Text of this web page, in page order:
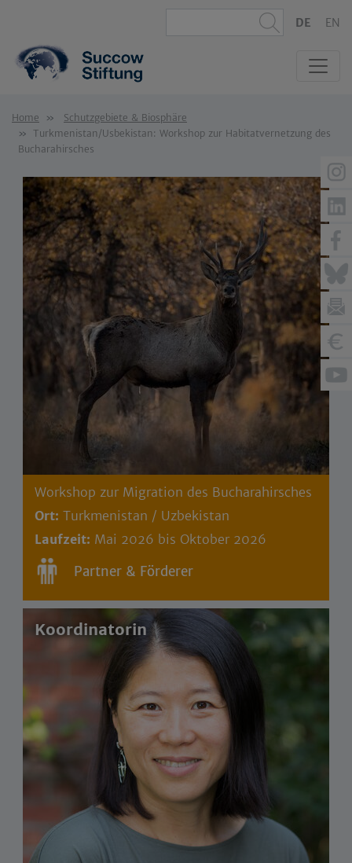
DE EN
Home
Schutzgebiete & Biosphäre
Turkmenistan/Usbekistan: Workshop zur Habitatvernetzung des
Bucharahirsches
Workshop zur Migration des Bucharahirsches
Ort: Turkmenistan / Uzbekistan
Laufzeit: Mai 2026 bis Oktober 2026
Partner & Förderer
Koordinatorin